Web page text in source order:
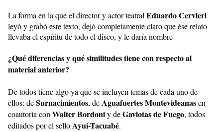
La forma en la que el director y actor teatralEduardo Cervieri
leyó y grabó este texto, dejó completamente claro que ése relato
llevaba el espíritu de todo el disco, y le daría nombre
¿Qué diferencias y qué similitudes tiene con respecto al
material anterior?
De todos tiene algo ya que se incluyen temas de cada uno de
ellos: deSurnacimientos, deAguafuertes Montevideanasen
coautoría conWalter Bordoniy deGaviotas de Fuego, todos
editados por el selloAyuí-Tacuabé.